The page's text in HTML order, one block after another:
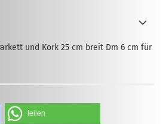
und Kork 25 cm breit Dm 6 cm für
teilen